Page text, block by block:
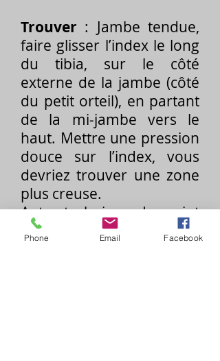
Trouver : Jambe tendue,
faire glisser l’index le long
du tibia, sur le côté
externe de la jambe (côté
du petit orteil), en partant
de la mi-jambe vers le
haut. Mettre une pression
douce sur l’index, vous
devriez trouver une zone
plus creuse.
Autre technique: Le point
est à une largeur de main
Phone Email Facebook